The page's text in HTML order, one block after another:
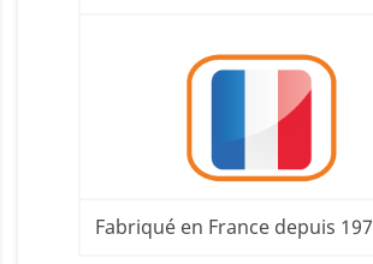
Fabriqué en France depuis